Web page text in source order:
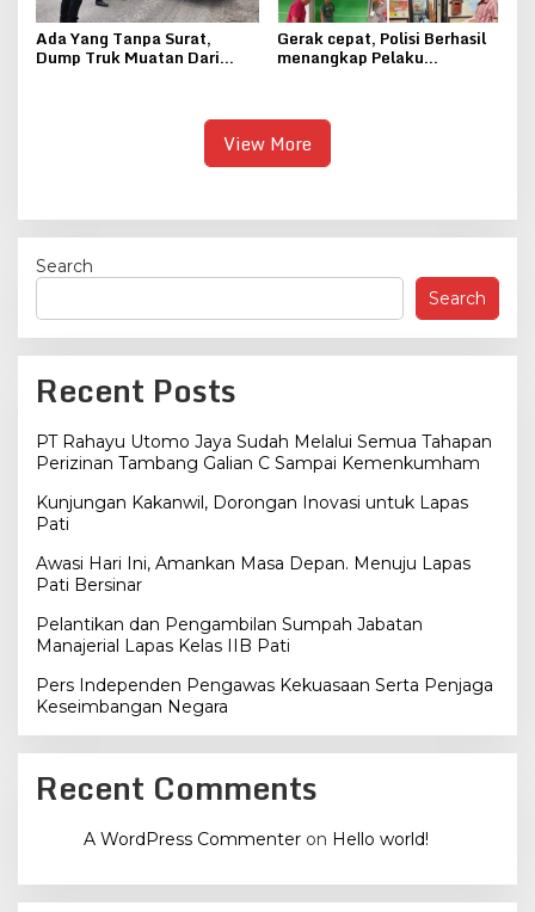
Ada Yang Tanpa Surat,
Dump Truk Muatan Dari
Gerak cepat, Polisi Berhasil
menangkap Pelaku
View More
Search
Search
Recent Posts
PT Rahayu Utomo Jaya Sudah Melalui Semua Tahapan
Perizinan Tambang Galian C Sampai Kemenkumham
Kunjungan Kakanwil, Dorongan Inovasi untuk Lapas
Pati
Awasi Hari Ini, Amankan Masa Depan. Menuju Lapas
Pati Bersinar
Pelantikan dan Pengambilan Sumpah Jabatan
Manajerial Lapas Kelas IIB Pati
Pers Independen Pengawas Kekuasaan Serta Penjaga
Keseimbangan Negara
Recent Comments
A WordPress Commenter on Hello world!